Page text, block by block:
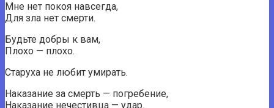
Мне нет покоя навсегда,
Для зла нет смерти.
Будьте добры к вам,
Плохо — плохо.
Старуха не любит умирать.
Наказание за смерть — погребение,
Наказание нечестивца — удар.